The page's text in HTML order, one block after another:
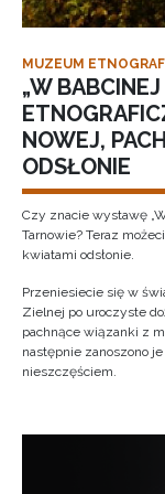
MUZEUM
„W
NOWEJ,
ODSŁONIE
Czy znacie wystawę
Tarnowie? Teraz
kwiatami odsłonie.
Przeniesiecie się w
Zielnej po uroczyste
pachnące wiązanki z
następnie zanoszono
nieszczęściem.